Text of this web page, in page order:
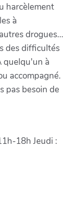
harcèlement
à
drogues...
des difficultés
quelqu'un à
accompagné.
pas besoin de
18h Jeudi :